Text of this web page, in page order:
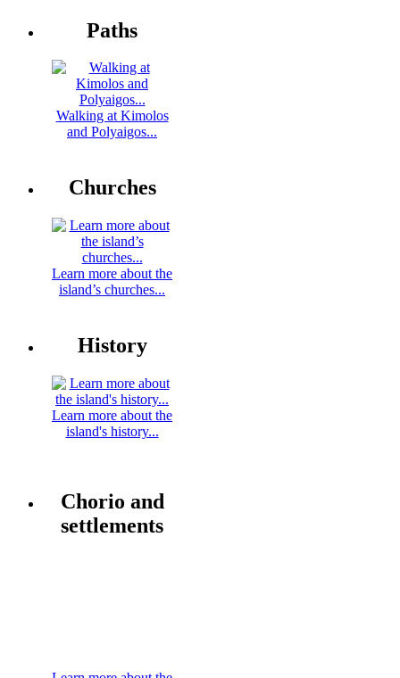
Paths
Walking at Kimolos
and Polyaigos...
Churches
Learn more about the
island’s churches...
History
Learn more about the
island's history...
Chorio and
settlements